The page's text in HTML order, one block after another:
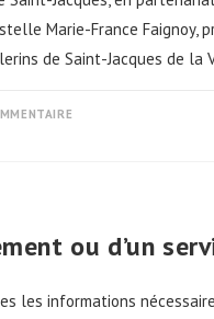
Marie-France Faignoy,
de Saint-Jacques de la
ou d’un
les informations